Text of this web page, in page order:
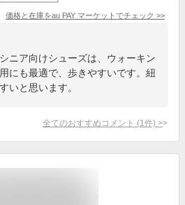
価格と在庫をau PAY マーケット でチェック >>
ニア向けシューズは、ウォーキン
にも最適で、歩きやすいです。紐
いと思います。
全てのおすすめコメント (1 件) >